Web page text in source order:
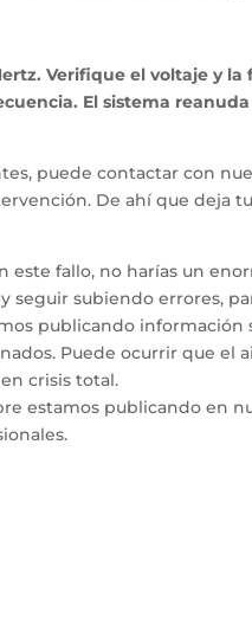
Verifique el voltaje y
El sistema
puede contactar con
De ahí que deja
este fallo, no harías un
seguir subiendo errores,
publicando
Puede ocurrir que
crisis total.
estamos publicando en